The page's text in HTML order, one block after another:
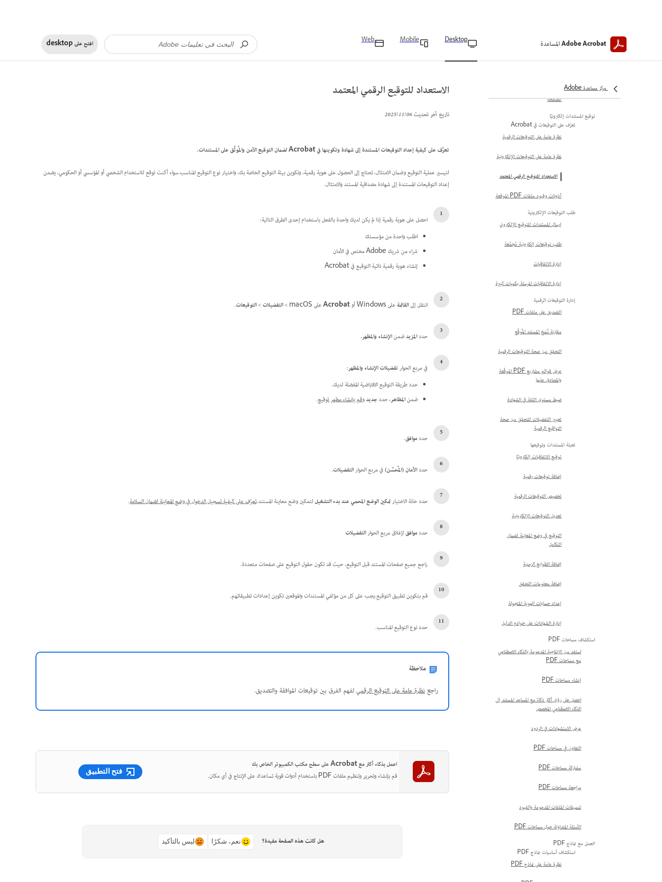
Adobe Acrobat المساعدة Desktop
Mobile
Web افتح علىdesktop
مركز مساعدة Adobe
تطبيق إجراءات PDF
للصفحة
توقيع المستندات إلكترونيًا
تعرّف على التوقيعات في Acrobat
نظرة عامة على التوقيعات الرقمية
نظرة عامة على التوقيعات الإلكترونية
الاستعداد للتوقيع الرقمي المعتمد
أذونات وقيود ملفات PDF الموقعة
طلب التوقيعات الإلكترونية
إرسال المستندات للتوقيع الإلكتروني
طلب توقيعات إلكترونية مُجمَّعة
إدارة الاتفاقيات
إدارة الاتفاقيات المرسلة بكميات كبيرة
إدارة التوقيعات الرقمية
التصديق على ملفات PDF
مقارنة نُسَخ المستند المُوقَّع
التحقق من صحة التوقيعات الرقمية
عرض قوائم مشاريع PDF الموقَّعة
والمصادق عليها
ضبط مستوى الثقة في الشهادة
تعيين التفضيلات للتحقق من صحة
التواقيع الرقمية
تعبئة المستندات وتوقيعها
توقيع الاتفاقيات إلكترونيًا
إضافة توقيعات رقمية
تخصيص التوقيعات الرقمية
تعديل التوقيعات الإلكترونية
التوقيع في وضع المعاينة لضمان
التكامل
إضافة الطوابع الزمنية
إضافة معلومات التحقق
إعداد حسابات الهوية المتجولة
إدارة الشهادات على خوادم الدليل
استكشاف مساحات PDF
استفد من الإنتاجية المدعومة بالذكاء الاصطناعي
مع مساحات PDF
إنشاء مساحات PDF
احصل على رؤى أكثر ذكاءً مع المساعد المستند إلى
الذكاء الاصطناعي المخصص
عرض الاستشهادات في الردود
التعاون في مساحات PDF
مشاركة مساحات PDF
مراجعة مساحات PDF
تنسيقات الملفات المدعومة والقيود
الأسئلة المتداولة حول مساحات PDF
العمل مع نماذج PDF
استكشاف أساسيات نماذج PDF
نظرة عامة على نماذج PDF
الاستعداد للتوقيع الرقمي المعتمد
تاريخ آخر تحديث06‏/11‏/2025
تعرَّف على كيفية إعداد التوقيعات المستندة إلى شهادة وتكوينها في Acrobat لضمان التوقيع الآمن والمُوثَّق على المستندات.
لتيسير عملية التوقيع وضمان الامتثال، تحتاج إلى الحصول على هوية رقمية، وتكوين بيئة التوقيع الخاصة بك، واختيار نوع التوقيع المناسب.سواء أكنت توقع للاستخدام الشخصي أو المؤسسي أو الحكومي، يضمن
إعداد التوقيعات المستندة إلى شهادة مصداقية المستند والامتثال.
احصل على هوية رقمية إذا لم يكن لديك واحدة بالفعل باستخدام إحدى الطرق التالية:
اطلب واحدة من مؤسستك
شراء من شريك Adobe مختص في الأمان
إنشاء هوية رقمية ذاتية التوقيع في Acrobat
انتقل إلىالقائمةعلى Windows أو Acrobatعلى macOS > التفضيلات>التوقيعات.
حددالمزيدضمنالإنشاء والمظهر.
في مربع الحوارتفضيلات الإنشاء والمظهر:
حدد طريقة التوقيع الافتراضية المفضلة لديك.
ضمنالمظاهر، حددجديدوقم بإنشاء مظهر توقيع.
حددموافق.
حددالأمان (المُحسَّن)في مربع الحوارالتفضيلات.
حدد خانة الاختيارتمكين الوضع المحمي عند بدء التشغيللتمكين وضع معاينة المستند.تعرَّف على كيفية تسجيل الدخول في وضع المعاينة لضمان السلامة.
حددموافقلإغلاق مربع الحوارالتفضيلات
راجع جميع صفحات المستند قبل التوقيع، حيث قد تكون حقول التوقيع على صفحات متعددة.
قم بتكوين تطبيق التوقيع.يجب على كل من مؤلفي المستندات والموقعين تكوين إعدادات تطبيقاتهم.
حدد نوع التوقيع المناسب.
ملاحظة
راجعنظرة عامة على التوقيع الرقميلفهم الفرق بين توقيعات الموافقة والتصديق.
اعمل بذكاء أكثر مع Acrobat على سطح مكتب الكمبيوتر الخاص بك
قم بإنشاء وتحرير وتنظيم ملفات PDF باستخدام أدوات قوية تساعدك على الإنتاج في أي مكان.
فتح التطبيق
هل كانت هذه الصفحة مفيدة؟ نعم، شكرًا ليس بالتأكيد